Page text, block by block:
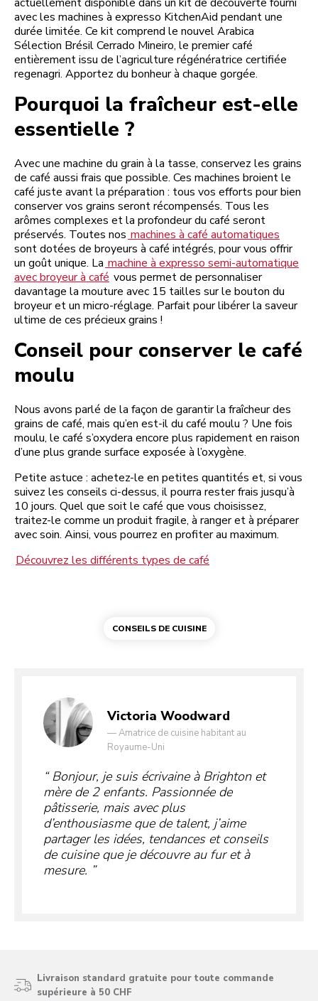
avec les machines à expresso KitchenAid pendant une
durée limitée. Ce kit comprend le nouvel Arabica
Sélection Brésil Cerrado Mineiro, le premier café
entièrement issu de l’agriculture régénératrice certifiée
regenagri. Apportez du bonheur à chaque gorgée.
Pourquoi la fraîcheur est-elle
essentielle ?
Avec une machine du grain à la tasse, conservez les grains
de café aussi frais que possible. Ces machines broient le
café juste avant la préparation : tous vos efforts pour bien
conserver vos grains seront récompensés. Tous les
arômes complexes et la profondeur du café seront
préservés. Toutes nos machines à café automatiques
sont dotées de broyeurs à café intégrés, pour vous offrir
un goût unique. La machine à expresso semi-automatique
avec broyeur à café vous permet de personnaliser
davantage la mouture avec 15 tailles sur le bouton du
broyeur et un micro-réglage. Parfait pour libérer la saveur
ultime de ces précieux grains !
Conseil pour conserver le café
moulu
Nous avons parlé de la façon de garantir la fraîcheur des
grains de café, mais qu’en est-il du café moulu ? Une fois
moulu, le café s’oxydera encore plus rapidement en raison
d’une plus grande surface exposée à l’oxygène.
Petite astuce : achetez-le en petites quantités et, si vous
suivez les conseils ci-dessus, il pourra rester frais jusqu’à
10 jours. Quel que soit le café que vous choisissez,
traitez-le comme un produit fragile, à ranger et à préparer
avec soin. Ainsi, vous pourrez en profiter au maximum.
Découvrez les différents types de café
CONSEILS DE CUISINE
Victoria Woodward
—Amatrice de cuisine habitant au
Royaume-Uni
Bonjour, je suis écrivaine à Brighton et
mère de 2 enfants. Passionnée de
pâtisserie, mais avec plus
d’enthousiasme que de talent, j’aime
partager les idées, tendances et conseils
de cuisine que je découvre au fur et à
mesure.
Livraison standard gratuite pour toute commande
supérieure à 50 CHF